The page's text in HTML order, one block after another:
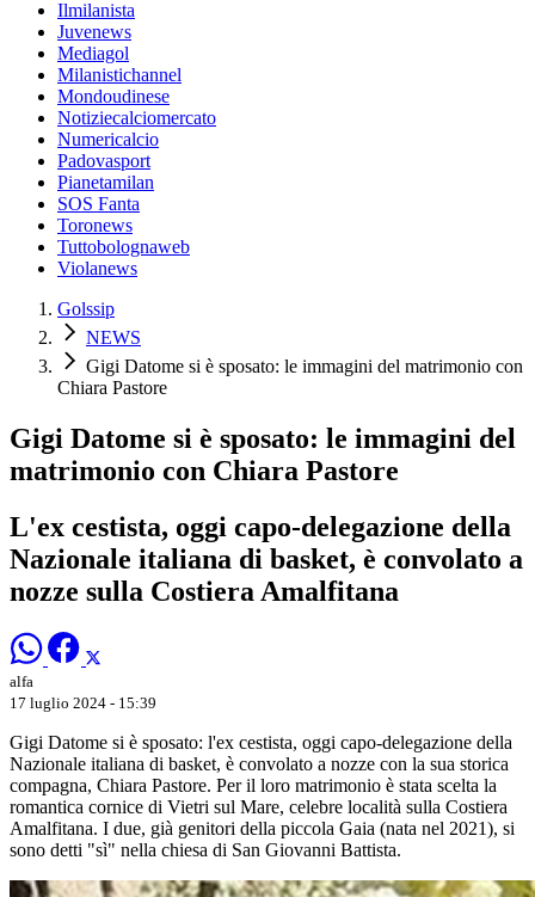
Ilmilanista
Juvenews
Mediagol
Milanistichannel
Mondoudinese
Notiziecalciomercato
Numericalcio
Padovasport
Pianetamilan
SOS Fanta
Toronews
Tuttobolognaweb
Violanews
Golssip
NEWS
Gigi Datome si è sposato: le immagini del matrimonio con
Chiara Pastore
Gigi Datome si è sposato: le immagini del
matrimonio con Chiara Pastore
L'ex cestista, oggi capo-delegazione della
Nazionale italiana di basket, è convolato a
nozze sulla Costiera Amalfitana
alfa
17 luglio 2024 - 15:39
Gigi Datome si è sposato: l'ex cestista, oggi capo-delegazione della
Nazionale italiana di basket, è convolato a nozze con la sua storica
compagna, Chiara Pastore. Per il loro matrimonio è stata scelta la
romantica cornice di Vietri sul Mare, celebre località sulla Costiera
Amalfitana. I due, già genitori della piccola Gaia (nata nel 2021), si
sono detti "sì" nella chiesa di San Giovanni Battista.